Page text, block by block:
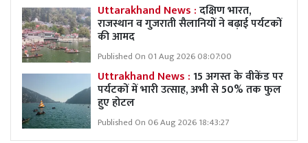
Uttarakhand News :दक्षिण भारत,
राजस्थान व गुजराती सैलानियों ने बढ़ाई पर्यटकों
की आमद
Published On 01 Aug 2026 08:07:00
Uttrakhand News :15 अगस्त के वीकेंड पर
पर्यटकों में भारी उत्साह, अभी से 50% तक फुल
हुए होटल
Published On 06 Aug 2026 18:43:27